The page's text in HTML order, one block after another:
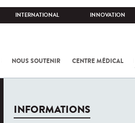
INTERNATIONAL INNOVATION
NOUS SOUTENIR CENTRE MÉDICAL
INFORMATIONS